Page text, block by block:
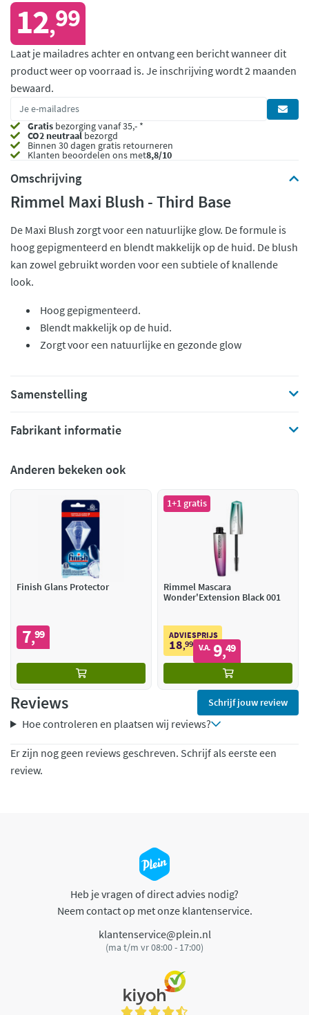
12,99
Laat je mailadres achter en ontvang een bericht wanneer dit
product weer op voorraad is. Je inschrijving wordt 2 maanden
bewaard.
Gratis bezorging vanaf 35,- *
CO2 neutraalbezorgd
Binnen 30 dagen gratis retourneren
Klanten beoordelen ons met8,8/10
Omschrijving
Rimmel Maxi Blush - Third Base
De Maxi Blush zorgt voor een natuurlijke glow. De formule is
hoog gepigmenteerd en blendt makkelijk op de huid. De blush
kan zowel gebruikt worden voor een subtiele of knallende
look.
Hoog gepigmenteerd.
Blendt makkelijk op de huid.
Zorgt voor een natuurlijke en gezonde glow
Samenstelling
Fabrikant informatie
Anderen bekeken ook
Finish Glans Protector
7,99
1+1 gratis
Rimmel Mascara
Wonder'Extension Black 001
ADVIESPRIJS
18,99 V.A. 9,49
Reviews Schrijf jouw review
Hoe controleren en plaatsen wij reviews?
Er zijn nog geen reviews geschreven. Schrijf als eerste een
review.
Heb je vragen of direct advies nodig?
Neem contact op met onze klantenservice.
klantenservice@plein.nl
(ma t/m vr 08:00 - 17:00)